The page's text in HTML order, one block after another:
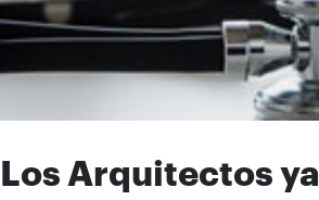
Los Arquitectos